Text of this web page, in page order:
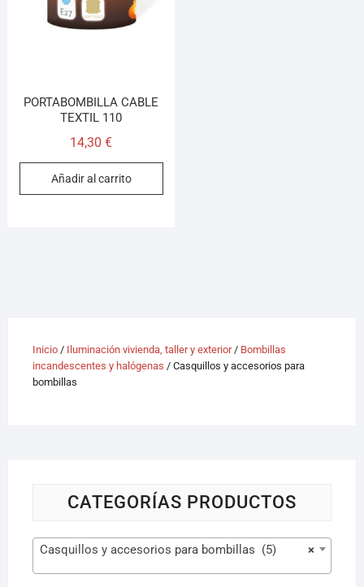
PORTABOMBILLA CABLE
TEXTIL 110
14,30€
Añadir al carrito
Inicio/ Iluminación vivienda, taller y exterior/ Bombillas
incandescentes y halógenas / Casquillos y accesorios para
bombillas
CATEGORÍAS PRODUCTOS
×
Casquillos y accesorios para bombillas (5)